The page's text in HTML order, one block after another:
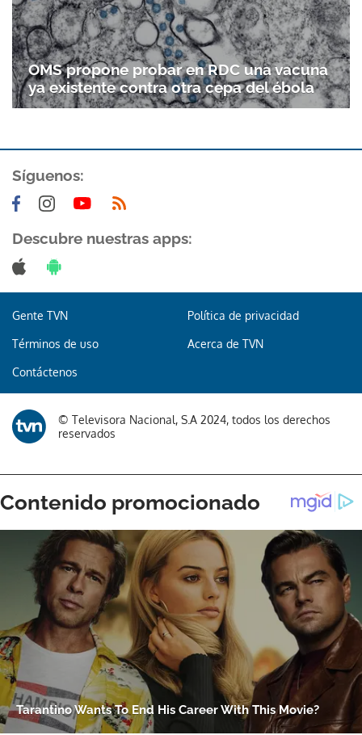
Gracias por suscribirte a nuestro boletín.
OMS propone probar en RDC una vacuna
ya existente contra otra cepa del ébola
Síguenos:
Descubre nuestras apps:
Gente TVN Política de privacidad
Términos de uso Acerca de TVN
Contáctenos
© Televisora Nacional, S.A 2024, todos los derechos
reservados